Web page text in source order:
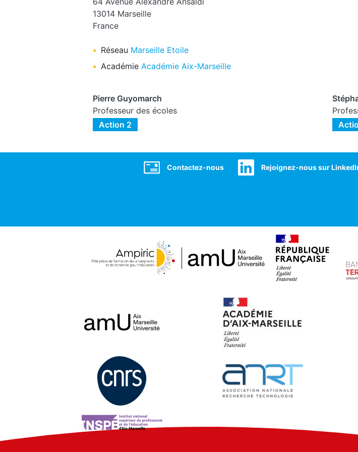
13014 Marseille
France
Réseau Marseille Etoile
Académie Académie Aix-Marseille
Pierre Guyomarch
Professeur des écoles
Action 2
SocialContactez-nous Rejoignez-nous sur